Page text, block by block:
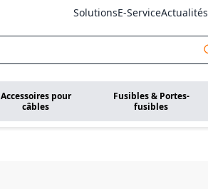
SolutionsE-ServiceActualités
Accessoires pour
câbles
Fusibles & Portes-
fusibles